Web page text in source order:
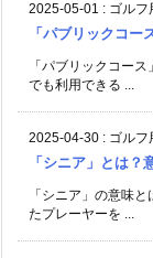
2025-05-01 : ゴルフ
「パブリックコー
「パブリックコー
でも利用できる ...
2025-04-30 : ゴルフ
「シニア」とは？
「シニア」の意味
たプレーヤーを ...